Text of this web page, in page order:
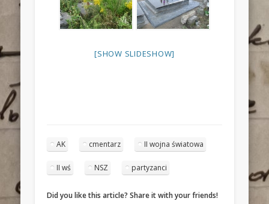
[SHOW SLIDESHOW]
AK cmentarz II wojna światowa
II wś NSZ partyzanci
Did you like this article? Share it with your friends!